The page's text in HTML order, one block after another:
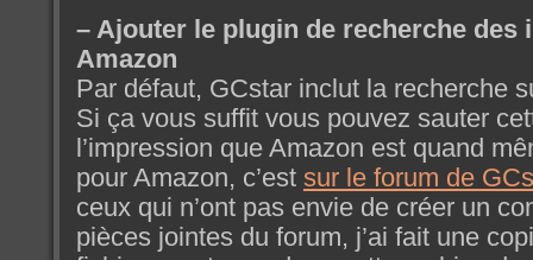
– Ajouter le plugin de recherche des
Amazon
Par défaut, GCstar inclut la recherche
Si ça vous suffit vous pouvez sauter
l’impression que Amazon est quand
pour Amazon, c’est sur le forum de
ceux qui n’ont pas envie de créer un
pièces jointes du forum, j’ai fait une